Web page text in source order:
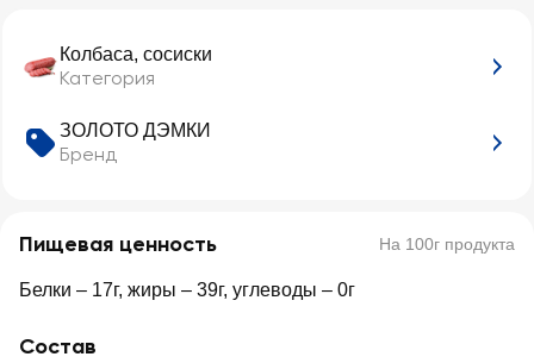
Колбаса, сосиски
Категория
ЗОЛОТО ДЭМКИ
Бренд
Пищевая ценность На 100г продукта
Белки – 17г, жиры – 39г, углеводы – 0г
Состав